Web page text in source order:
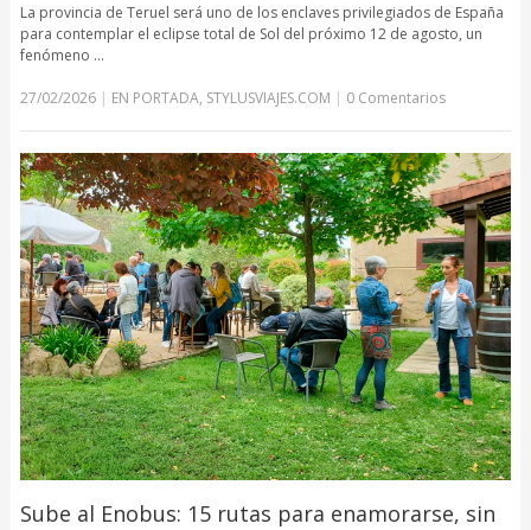
La provincia de Teruel será uno de los enclaves privilegiados de España
para contemplar el eclipse total de Sol del próximo 12 de agosto, un
fenómeno …
27/02/2026| EN PORTADA, STYLUSVIAJES.COM | 0 Comentarios
Sube al Enobus: 15 rutas para enamorarse, sin